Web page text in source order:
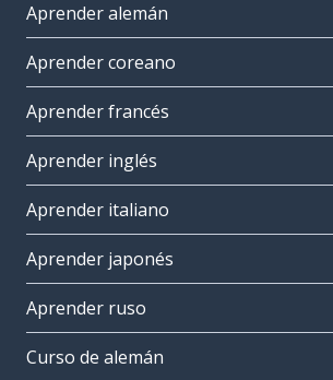
Aprender alemán
Aprender coreano
Aprender francés
Aprender inglés
Aprender italiano
Aprender japonés
Aprender ruso
Curso de alemán